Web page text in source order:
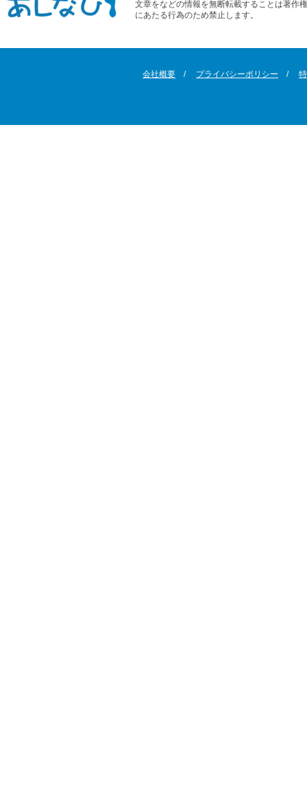
文章をなどの情報を無断転載することは著作
にあたる行為のため禁止します。
会社概要 プライバシーポリシー